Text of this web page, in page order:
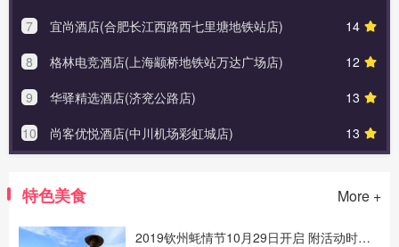
14
7
宜尚酒店(合肥长江西路西七里塘地铁站店)
12
8
格林电竞酒店(上海颛桥地铁站万达广场店)
13
9
华驿精选酒店(济兖公路店)
13
10 尚客优悦酒店(中川机场彩虹城店)
特色美食 More +
2019钦州蚝情节10月29日开启 附活动时间安排